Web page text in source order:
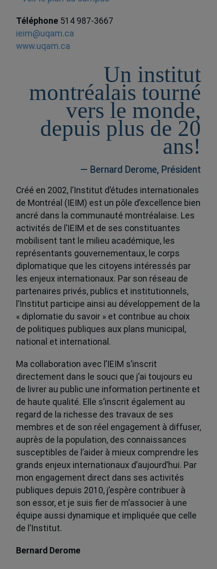
Téléphone 514 987-3667
ieim@uqam.ca
www.uqam.ca
Un institut
montréalais tourné
vers le monde,
depuis plus de 20
ans!
— Bernard Derome, Président
Créé en 2002, l’Institut d’études internationales
de Montréal (IEIM) est un pôle d’excellence bien
ancré dans la communauté montréalaise. Les
activités de l’IEIM et de ses constituantes
mobilisent tant le milieu académique, les
représentants gouvernementaux, le corps
diplomatique que les citoyens intéressés par
les enjeux internationaux. Par son réseau de
partenaires privés, publics et institutionnels,
l’Institut participe ainsi au développement de la
« diplomatie du savoir » et contribue au choix
de politiques publiques aux plans municipal,
national et international.
Ma collaboration avec l’IEIM s’inscrit
directement dans le souci que j’ai toujours eu
de livrer au public une information pertinente et
de haute qualité. Elle s’inscrit également au
regard de la richesse des travaux de ses
membres et de son réel engagement à diffuser,
auprès de la population, des connaissances
susceptibles de l’aider à mieux comprendre les
grands enjeux internationaux d’aujourd’hui. Par
mon engagement direct dans ses activités
publiques depuis 2010, j’espère contribuer à
son essor, et je suis fier de m’associer à une
équipe aussi dynamique et impliquée que celle
de l’Institut.
Bernard Derome